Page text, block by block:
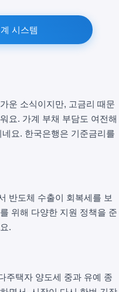
시스템
운 소식이지만, 고금리 때문
요. 가계 부채 부담도 여전해
요. 한국은행은 기준금리를
반도체 수출이 회복세를 보
위해 다양한 지원 정책을 준
.
주택자 양도세 중과 유예 종